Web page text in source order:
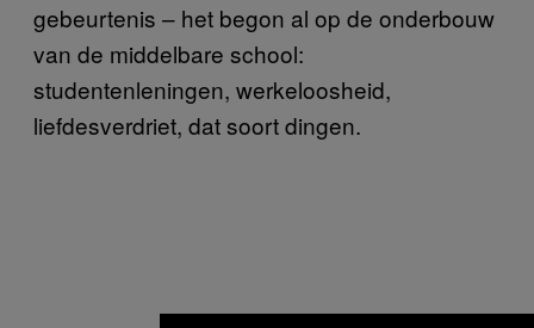
gebeurtenis – het begon al op de onderbouw
van de middelbare school:
studentenleningen, werkeloosheid,
liefdesverdriet, dat soort dingen.